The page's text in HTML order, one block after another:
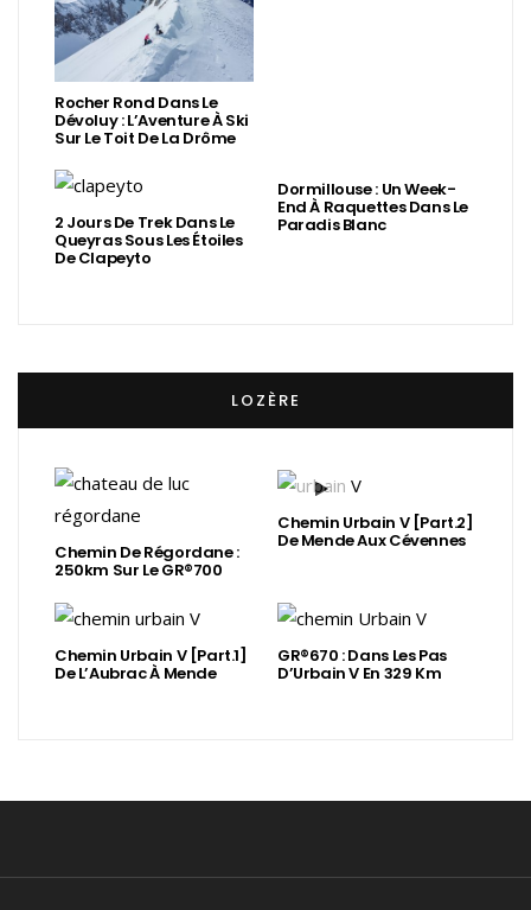
Rocher Rond Dans Le
Dévoluy : L’Aventure À Ski
Sur Le Toit De La Drôme
2 Jours De Trek Dans Le
Queyras Sous Les Étoiles
De Clapeyto
Dormillouse : Un Week-
End À Raquettes Dans Le
Paradis Blanc
LOZÈRE
Chemin De Régordane :
250km Sur Le GR®700
Chemin Urbain V [Part.2]
De Mende Aux Cévennes
Chemin Urbain V [Part.1]
De L’Aubrac À Mende
GR®670 : Dans Les Pas
D’Urbain V En 329 Km